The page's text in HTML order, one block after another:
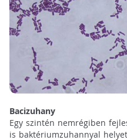
Bacizuhany
Egy szintén nemrégiben
is baktériumzuhannyal